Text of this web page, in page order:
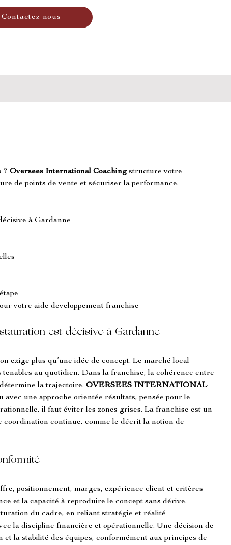
Contactez nous
? Oversees International Coaching structure votre
de points de vente et sécuriser la performance.
à Gardanne
votre aide developpement franchise
est décisive à Gardanne
exige plus qu’une idée de concept. Le marché local
au quotidien. Dans la franchise, la cohérence entre
la trajectoire. OVERSEES INTERNATIONAL
une approche orientée résultats, pensée pour le
il faut éviter les zones grises. La franchise est un
coordination continue, comme le décrit la notion de
positionnement, marges, expérience client et critères
et la capacité à reproduire le concept sans dérive.
du cadre, en reliant stratégie et réalité
la discipline financière et opérationnelle. Une décision de
la stabilité des équipes, conformément aux principes de